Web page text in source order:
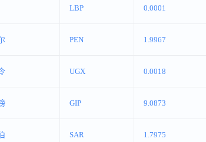
LBP 0.0001
PEN 1.9967
UGX 0.0018
GIP 9.0873
SAR 1.7975